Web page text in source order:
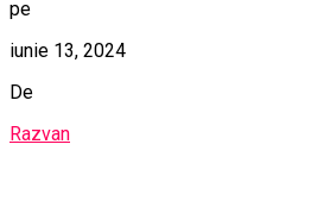
pe
iunie 13, 2024
De
Razvan